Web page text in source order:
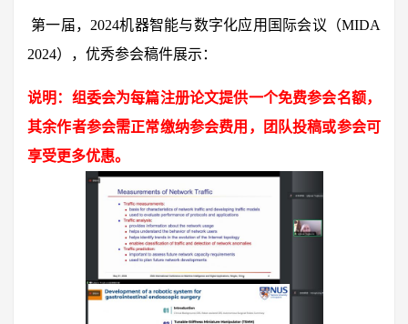
第一届，2024机器智能与数字化应用国际会议（MIDA
2024），优秀参会稿件展示：
说明：组委会为每篇注册论文提供一个免费参会名额，
其余作者参会需正常缴纳参会费用，团队投稿或参会可
享受更多优惠。